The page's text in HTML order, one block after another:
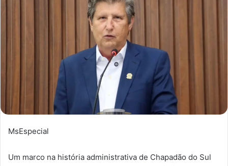
MsEspecial
Um marco na história administrativa de Chapadão do Sul